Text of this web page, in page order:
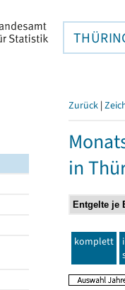
Zurück |
in
komplett